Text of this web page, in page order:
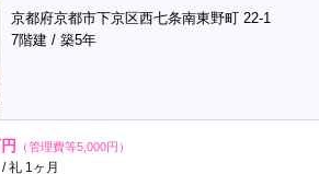
京都府京都市下京区西七条南東野町 22-1
7階建 / 築5年
（管理費等5,000円）
礼 1ヶ月